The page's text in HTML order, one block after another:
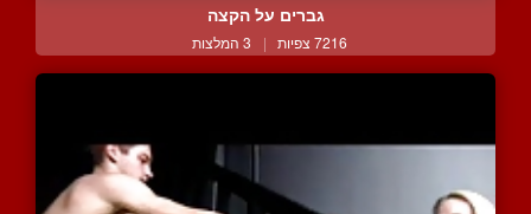
גברים על הקצה
7216 צפיות | 3 המלצות